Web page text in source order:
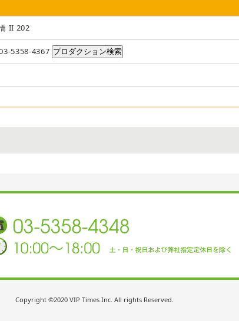
II 202
5358-4367
Copyright ©2020 VIP Times Inc. All rights Reserved.